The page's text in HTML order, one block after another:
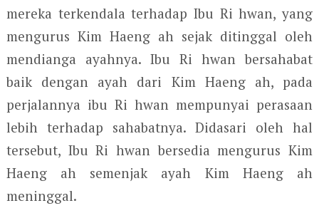
mereka terkendala terhadap Ibu Ri hwan, yang
mengurus Kim Haeng ah sejak ditinggal oleh
mendianga ayahnya. Ibu Ri hwan bersahabat
baik dengan ayah dari Kim Haeng ah, pada
perjalannya ibu Ri hwan mempunyai perasaan
lebih terhadap sahabatnya. Didasari oleh hal
tersebut, Ibu Ri hwan bersedia mengurus Kim
Haeng ah semenjak ayah Kim Haeng ah
meninggal.